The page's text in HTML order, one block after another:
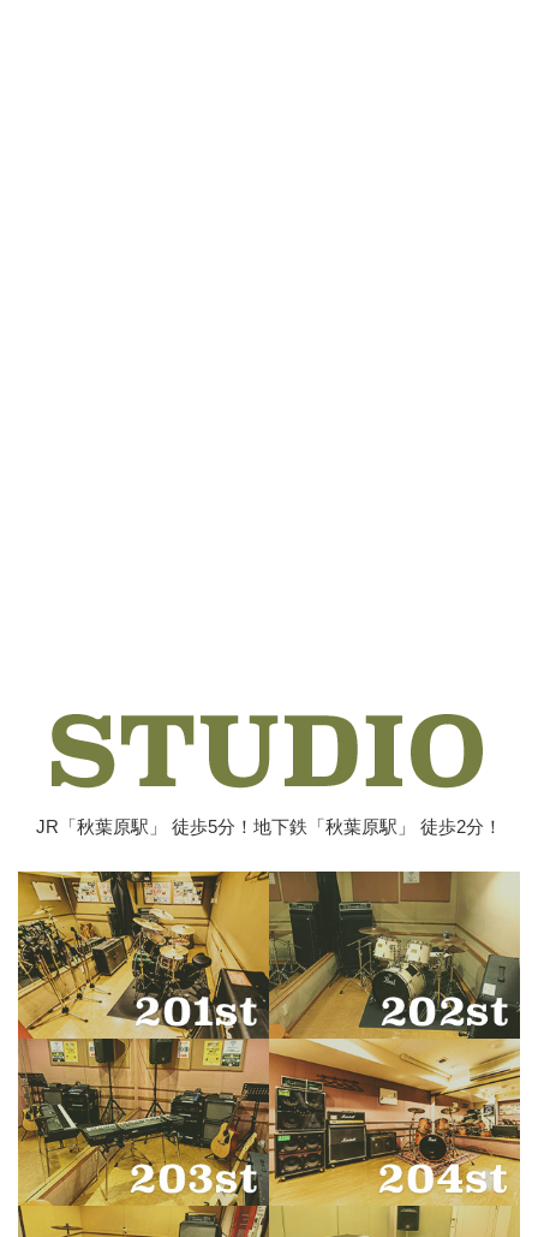
JR「秋葉原駅」 徒歩5分！地下鉄「秋葉原駅」 徒歩2分！